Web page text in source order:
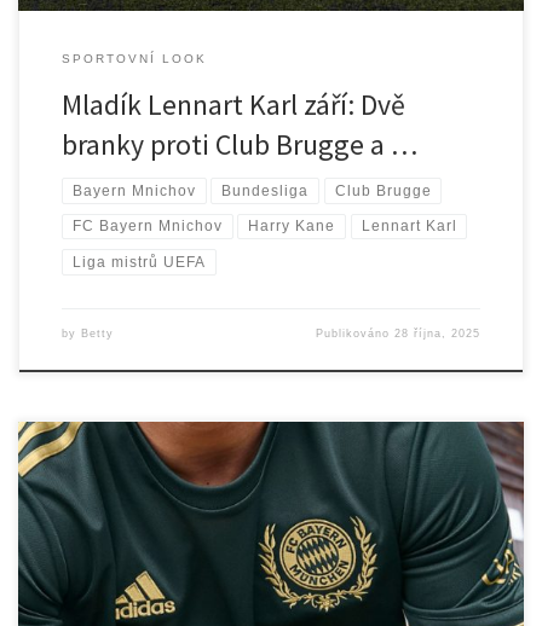
SPORTOVNÍ LOOK
Mladík Lennart Karl září: Dvě
branky proti Club Brugge a …
Bayern Mnichov Bundesliga Club Brugge
FC Bayern Mnichov Harry Kane Lennart Karl
Liga mistrů UEFA
by Betty Publikováno 28 října, 2025
Úvod Bayern Mnichov, jeden z nejúspěšnějších fotbalových klubů
na světě, má nejen bohatou sportovní historii, ale i silnou kulturní
identitu, která je neodmyslitelně spjata s jeho domovským městem
– Mnichovem. Tento klub, známý po celém světě pro svou
dominantní pozici na fotbalovém poli, se stejně jako ostatní